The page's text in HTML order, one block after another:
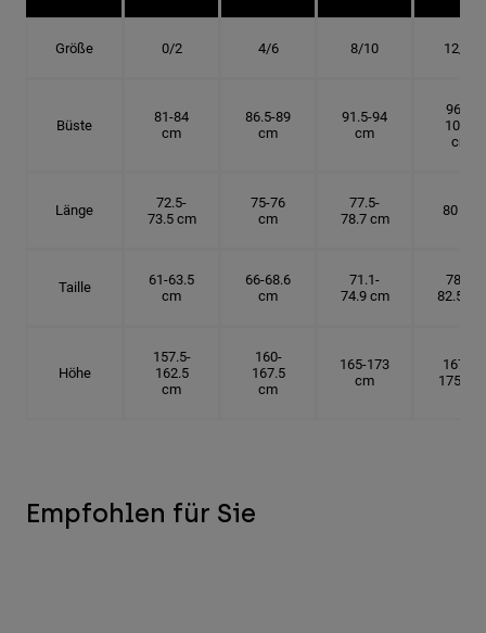
Größe 0/2 4/6 8/10 12/14
Büste
81-84
cm
86.5-89
cm
91.5-94
cm
96.5-
101.5
cm
Länge
72.5-
73.5 cm
75-76
cm
77.5-
78.7 cm
80 cm
Taille
61-63.5
cm
66-68.6
cm
71.1-
74.9 cm
78.7-
82.5 cm
Höhe
157.5-
162.5
cm
160-
167.5
cm
165-173
cm
167.5-
175 cm
Empfohlen für Sie